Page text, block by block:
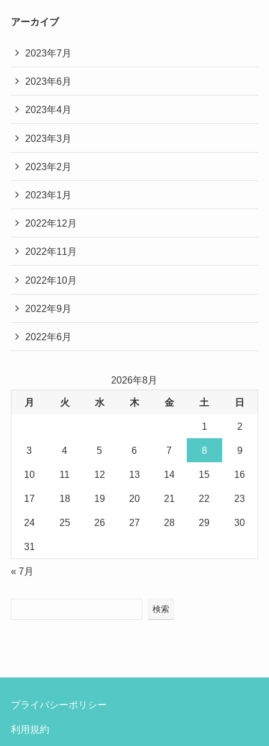
アーカイブ
2023年7月
2023年6月
2023年4月
2023年3月
2023年2月
2023年1月
2022年12月
2022年11月
2022年10月
2022年9月
2022年6月
2026年8月
月 火 水 木 金 土 日
1 2
3 4 5 6 7 8 9
10 11 12 13 14 15 16
17 18 19 20 21 22 23
24 25 26 27 28 29 30
31
« 7月
検索
プライバシーポリシー
利用規約